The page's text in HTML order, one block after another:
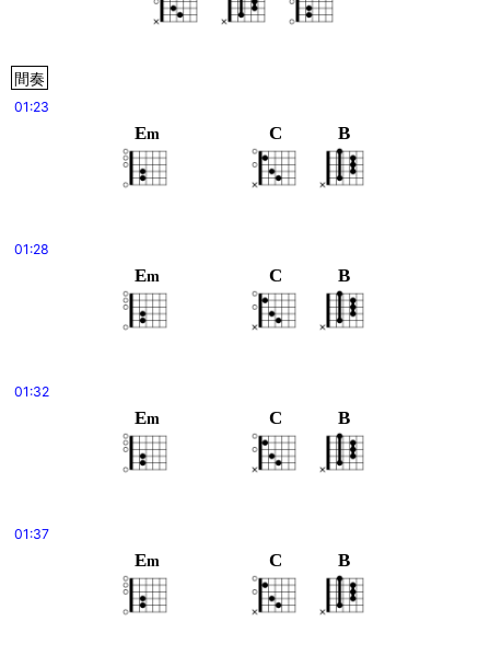
間奏
01:23
Em C B
01:28
Em C B
01:32
Em C B
01:37
Em C B